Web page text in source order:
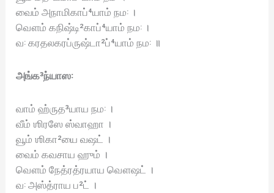
வைம் அநாமிகாப்⁴யாம் நம꞉ ।
வௌம் கநிஷ்டி²காப்⁴யாம் நம꞉ ।
வ꞉ கரதலகரப்ருஷ்டா²ப்⁴யாம் நம꞉ ॥
அங்க³ந்யாஸ꞉
வாம் ஹ்ருத³யாய நம꞉ ।
வீம் ஶிரஸே ஸ்வாஹா ।
வூம் ஶிகா²யை வஷட் ।
வைம் கவசாய ஹும் ।
வௌம் நேத்ரத்ரயாய வௌஷட் ।
வ꞉ அஸ்த்ராய ப²ட் ।